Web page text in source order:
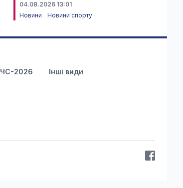
04.08.2026 13:01
Новини
Новини спорту
ЧС-2026 Інші види